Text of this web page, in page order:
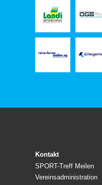
Kontakt
SPORT-Treff Meilen
Vereinsadministration